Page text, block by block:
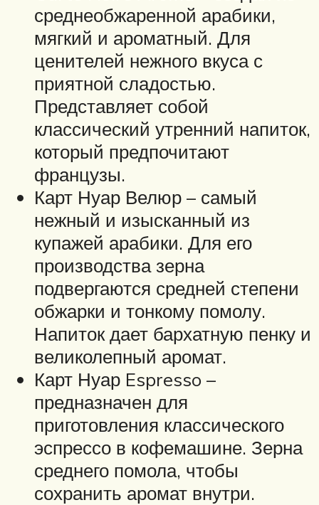
среднеобжаренной арабики,
мягкий и ароматный. Для
ценителей нежного вкуса с
приятной сладостью.
Представляет собой
классический утренний напиток,
который предпочитают
французы.
Карт Нуар Велюр – самый
нежный и изысканный из
купажей арабики. Для его
производства зерна
подвергаются средней степени
обжарки и тонкому помолу.
Напиток дает бархатную пенку и
великолепный аромат.
Карт Нуар Espresso –
предназначен для
приготовления классического
эспрессо в кофемашине. Зерна
среднего помола, чтобы
сохранить аромат внутри.